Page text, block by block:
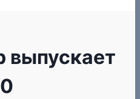
выпускает